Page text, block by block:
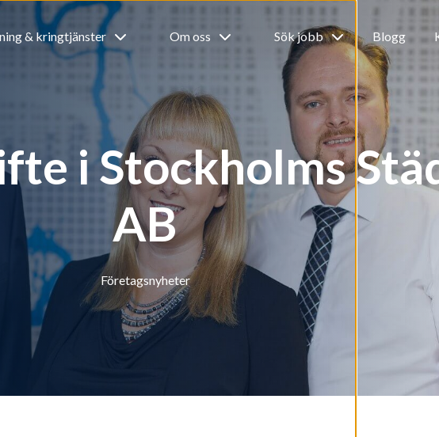
& kringtjänster Om oss Sök jobb Blogg
i Stockholms
AB
Företagsnyheter